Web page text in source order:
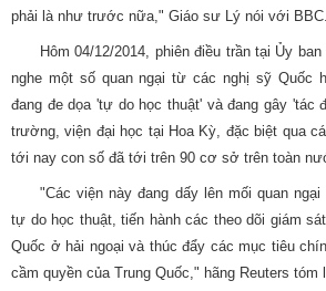
phải là như trước nữa," Giáo sư Lý nói với BBC.
Hôm 04/12/2014, phiên điều trần tại Ủy
nghe một số quan ngại từ các nghị sỹ Quốc
đang đe dọa 'tự do học thuật' và đang gây 'tác
trường, viện đại học tại Hoa Kỳ, đặc biệt qua
tới nay con số đã tới trên 90 cơ sở trên toàn
"Các viện này đang dấy lên mối quan ngại
tự do học thuật, tiến hành các theo dõi giám
Quốc ở hải ngoại và thúc đẩy các mục tiêu
cầm quyền của Trung Quốc," hãng Reuters